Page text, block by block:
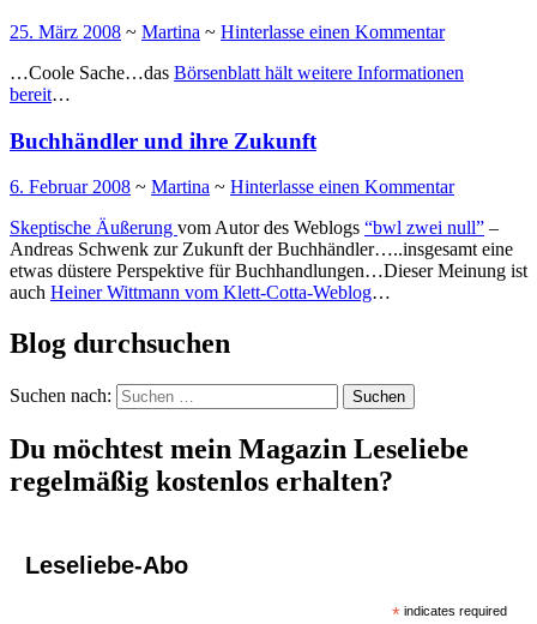
25. März 2008 ~ Martina ~ Hinterlasse einen Kommentar
…Coole Sache…das Börsenblatt hält weitere Informationen
bereit…
Buchhändler und ihre Zukunft
6. Februar 2008 ~ Martina ~ Hinterlasse einen Kommentar
Skeptische Äußerung vom Autor des Weblogs “bwl zwei null” –
Andreas Schwenk zur Zukunft der Buchhändler…..insgesamt eine
etwas düstere Perspektive für Buchhandlungen…Dieser Meinung ist
auch Heiner Wittmann vom Klett-Cotta-Weblog…
Blog durchsuchen
Suchen nach:
Du möchtest mein Magazin Leseliebe
regelmäßig kostenlos erhalten?
Leseliebe-Abo
* indicates required